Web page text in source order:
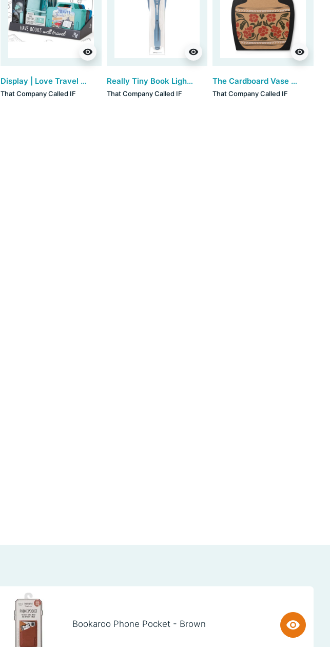
visibility
Display | Love Travel (40cm)
That Company Called IF
visibility
Really Tiny Book Light - Slate
That Company Called IF
visibility
The Cardboard Vase Sleeve - Red Floral (set van 3)
That Company Called IF
Bookaroo Phone Pocket - Brown